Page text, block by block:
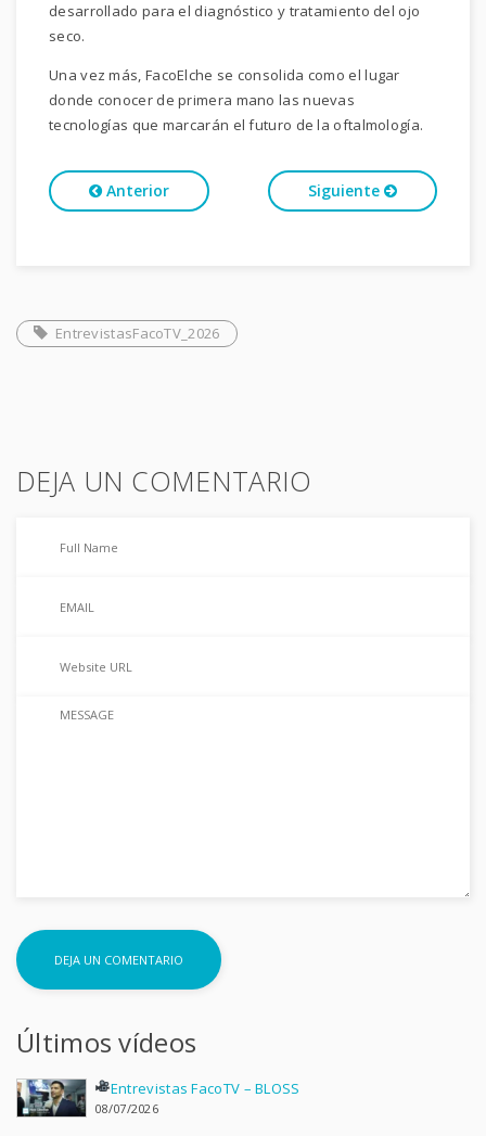
desarrollado para el diagnóstico y tratamiento del ojo
seco.
Una vez más, FacoElche se consolida como el lugar
donde conocer de primera mano las nuevas
tecnologías que marcarán el futuro de la oftalmología.
Anterior Siguiente
EntrevistasFacoTV_2026
DEJA UN COMENTARIO
Últimos vídeos
Entrevistas FacoTV – BLOSS
08/07/2026